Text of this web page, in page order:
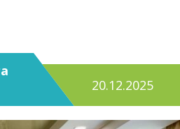
20.12.2025